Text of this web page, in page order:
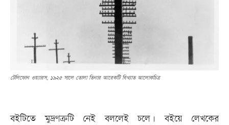
টেলিফোন ওয়্যারস, ১৯২৫ সালে তোলা তিনার আরেকটি বিখ্যাত আলোকচিত্র
বইটিতে মুদ্রণত্রুটি নেই বললেই চলে। বইয়ে লেখকের